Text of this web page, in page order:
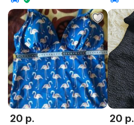
20 р. 20 р.